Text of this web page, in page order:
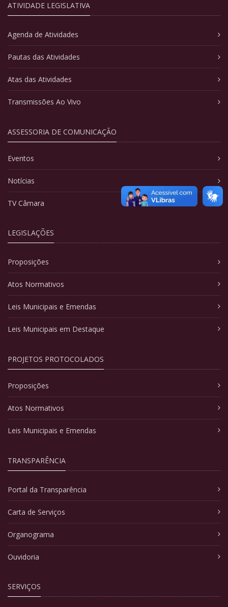
ATIVIDADE LEGISLATIVA
Agenda de Atividades
Pautas das Atividades
Atas das Atividades
Transmissões Ao Vivo
ASSESSORIA DE COMUNICAÇÃO
Eventos
Notícias
TV Câmara
LEGISLAÇÕES
Proposições
Atos Normativos
Leis Municipais e Emendas
Leis Municipais em Destaque
PROJETOS PROTOCOLADOS
Proposições
Atos Normativos
Leis Municipais e Emendas
TRANSPARÊNCIA
Portal da Transparência
Carta de Serviços
Organograma
Ouvidoria
SERVIÇOS